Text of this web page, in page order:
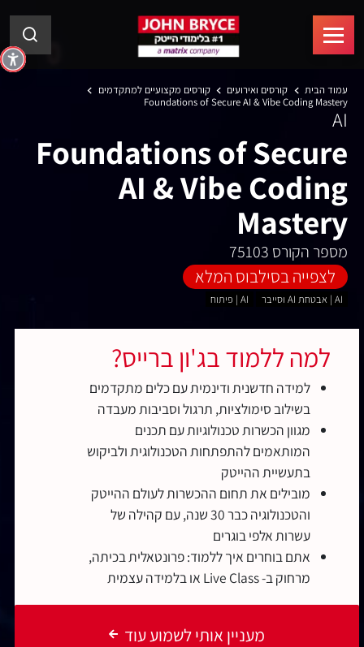
עמוד הבית קורסים ואירועים
קורסים מקצועיים למתקדמים
Foundations of Secure AI & Vibe Coding Mastery
AI
Foundations of Secure
AI & Vibe Coding
Mastery
מספר הקורס 75103
לצפייה בסילבוס המלא
AI | אבטחת AI וסייבר AI | פיתוח
למה ללמוד בג'ון ברייס?
למידה חדשנית ודינמית עם כלים מתקדמים
בשילוב סימולציות, תרגול וסביבות מעבדה
מגוון הכשרות טכנולוגיות עם תכנים
המותאמים להתפתחות הטכנולוגית ולביקוש
בתעשיית ההייטק
מובילים את תחום ההכשרות לעולם ההייטק
והטכנולוגיה כבר 30 שנה, עם קהילה של
עשרות אלפי בוגרים
אתם בוחרים איך ללמוד: פרונטאלית בכיתה,
מרחוק ב- Live Class או בלמידה עצמית
מעניין אותי לשמוע עוד